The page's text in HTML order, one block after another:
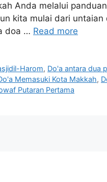
Anda melalui
kita mulai dari
doa … Read more
Harom, Do'a antara dua
Memasuki Kota Makkah,
Putaran Pertama